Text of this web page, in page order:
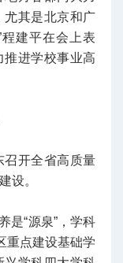
尤其是北京和广
建平在会上表
推进学校事业高
召开全省高质量
设。
是“源泉”，学科
重点建设基础学